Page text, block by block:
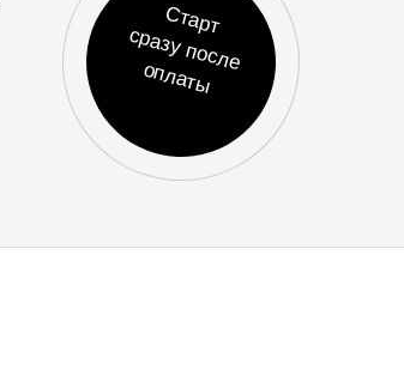
Старт
сразу после
оплаты